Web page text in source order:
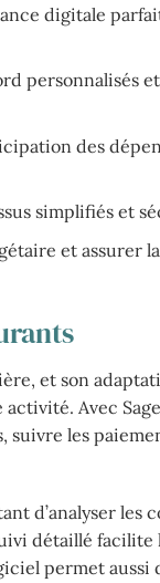
digitale
personnalisés
des
simplifiés et
et assurer
et son
Avec
les
d’analyser les
détaillé facilite
permet aussi